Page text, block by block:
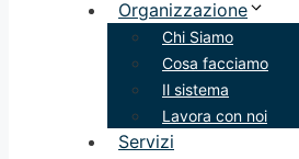
Organizzazione
Chi Siamo
Cosa facciamo
Il sistema
Lavora con noi
Servizi